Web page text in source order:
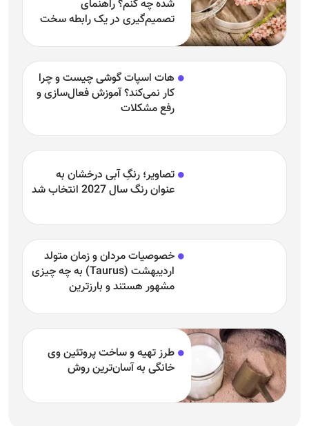
رفع مشکلات
تصاویر؛ رنگِ آبی درخشان به
عنوان رنگ سال 2027 انتخاب شد
خصوصیات مردان و زمان متولد
اردیبهشت (Taurus) به چه چیزی
مشهور هستند و بارزترین
خصوصیت اردیبهشتی‌ها چیست؟
طرز تهیه و ساخت پروتئین وی
خانگی به آسان‌ترین روش
پرطرفدار پربیننده پربحث